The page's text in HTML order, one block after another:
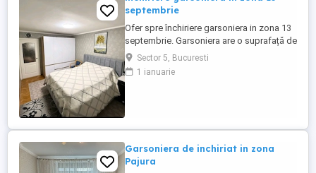
septembrie
Ofer spre închiriere garsoniera in zona 13
septembrie. Garsoniera are o suprafață de
37 mp, etaj 4. Este in apropierea
mijloacelor de transport, se închiriază
complet mobilat si utilat ,iar in zona se
Sector 5, Bucuresti
1 ianuarie
Garsoniera de inchiriat in zona
Pajura